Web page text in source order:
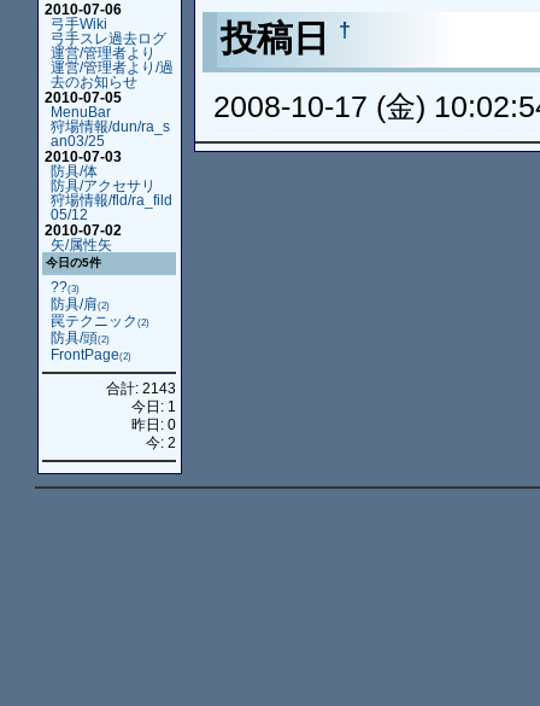
2010-07-06
弓手Wiki
弓手スレ過去ログ
運営/管理者より
運営/管理者より/過
去のお知らせ
2010-07-05
MenuBar
狩場情報/dun/ra_s
an03/25
2010-07-03
防具/体
防具/アクセサリ
狩場情報/fld/ra_fild
05/12
2010-07-02
矢/属性矢
今日の5件
??(3)
防具/肩(2)
罠テクニック(2)
防具/頭(2)
FrontPage(2)
合計: 2143
今日: 1
昨日: 0
今: 2
投稿日 †
2008-10-17 (金)